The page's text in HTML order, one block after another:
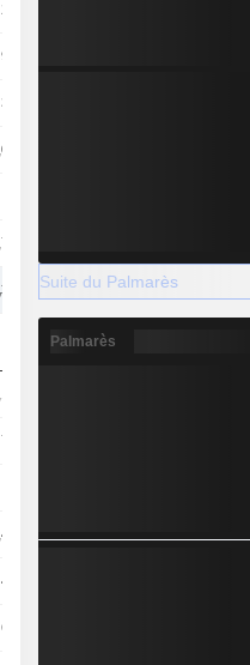
298 M
962 M
323 M
Md
Md
Md 47,05 Md 48,39 Md
Md
748 M
Md
419 M
675 M
Suite du Palmarès
Palmarès